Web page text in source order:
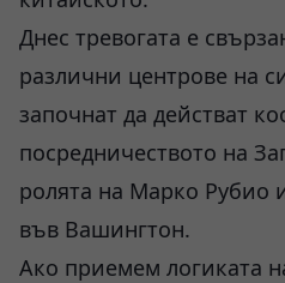
Днес тревогата е
различни центрове на
започнат да действат
посредничеството на
ролята на Марко Рубио
във Вашингтон.
Ако приемем логиката